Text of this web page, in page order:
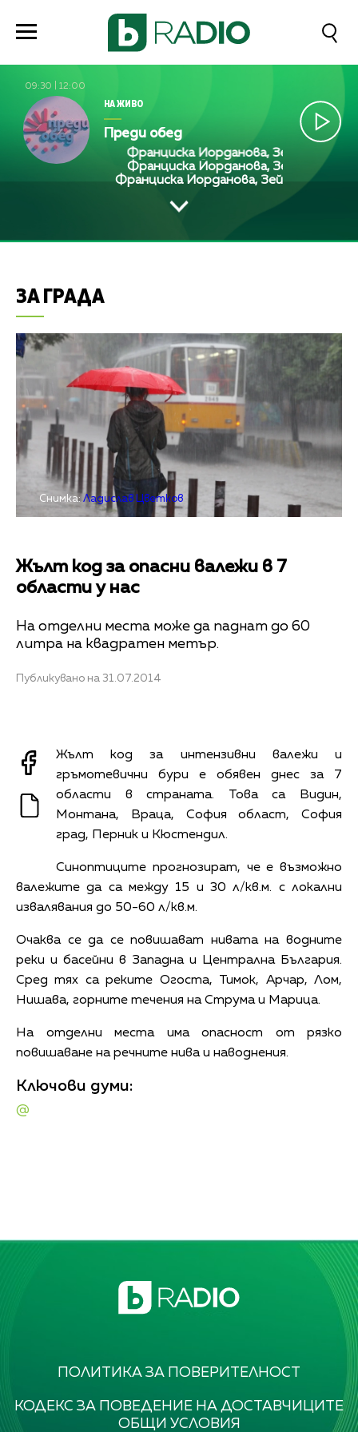
09:30 12:00
НА ЖИВО
Преди обед
Франциска Йорданова, Зейнеб
Франциска Йорданова, Зейнеб
Франциска Йорданова, Зейнеб
ЗА ГРАДА
Снимка: Ладислав Цветков
Жълт код за опасни валежи в 7
области у нас
На отделни места може да паднат до 60
литра на квадратен метър.
Публикувано на 31.07.2014
Жълт код за интензивни валежи и
гръмотевични бури е обявен днес за 7
области в страната. Това са Видин,
Монтана, Враца, София област, София
град, Перник и Кюстендил.
Синоптиците прогнозират, че е възможно
валежите да са между 15 и 30 л/кв.м. с локални
извалявания до 50-60 л/кв.м.
Очаква се да се повишават нивата на водните
реки и басейни в Западна и Централна България.
Сред тях са реките Огоста, Тимок, Арчар, Лом,
Нишава, горните течения на Струма и Марица.
На отделни места има опасност от рязко
повишаване на речните нива и наводнения.
Ключови думи:
@
ПОЛИТИКА ЗА ПОВЕРИТЕЛНОСТ
КОДЕКС ЗА ПОВЕДЕНИЕ НА ДОСТАВЧИЦИТЕ
ОБЩИ УСЛОВИЯ